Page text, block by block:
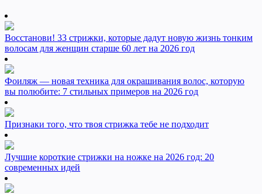
Восстанови! 33 стрижки, которые дадут новую жизнь тонким
волосам для женщин старше 60 лет на 2026 год
Фоиляж — новая техника для окрашивания волос, которую
вы полюбите: 7 стильных примеров на 2026 год
Признаки того, что твоя стрижка тебе не подходит
Лучшие короткие стрижки на ножке на 2026 год: 20
современных идей